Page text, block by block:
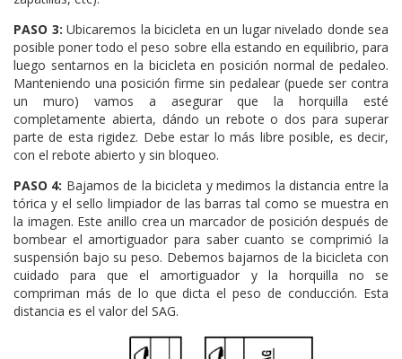
PASO 3: Ubicaremos la bicicleta en un lugar nivelado donde sea
posible poner todo el peso sobre ella estando en equilibrio, para
luego sentarnos en la bicicleta en posición normal de pedaleo.
Manteniendo una posición firme sin pedalear (puede ser contra
un muro) vamos a asegurar que la horquilla esté
completamente abierta, dándo un rebote o dos para superar
parte de esta rigidez. Debe estar lo más libre posible, es decir,
con el rebote abierto y sin bloqueo.
PASO 4: Bajamos de la bicicleta y medimos la distancia entre la
tórica y el sello limpiador de las barras tal como se muestra en
la imagen. Este anillo crea un marcador de posición después de
bombear el amortiguador para saber cuanto se comprimió la
suspensión bajo su peso. Debemos bajarnos de la bicicleta con
cuidado para que el amortiguador y la horquilla no se
compriman más de lo que dicta el peso de conducción. Esta
distancia es el valor del SAG.